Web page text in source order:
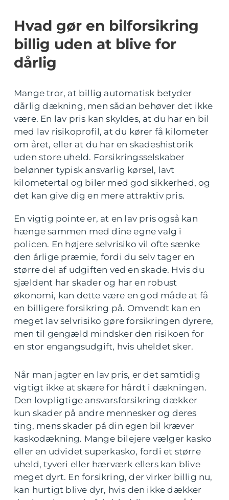
Hvad gør en bilforsikring
billig uden at blive for
dårlig
Mange tror, at billig automatisk betyder
dårlig dækning, men sådan behøver det ikke
være. En lav pris kan skyldes, at du har en bil
med lav risikoprofil, at du kører få kilometer
om året, eller at du har en skadeshistorik
uden store uheld. Forsikringsselskaber
belønner typisk ansvarlig kørsel, lavt
kilometertal og biler med god sikkerhed, og
det kan give dig en mere attraktiv pris.
En vigtig pointe er, at en lav pris også kan
hænge sammen med dine egne valg i
policen. En højere selvrisiko vil ofte sænke
den årlige præmie, fordi du selv tager en
større del af udgiften ved en skade. Hvis du
sjældent har skader og har en robust
økonomi, kan dette være en god måde at få
en billigere forsikring på. Omvendt kan en
meget lav selvrisiko gøre forsikringen dyrere,
men til gengæld mindsker den risikoen for
en stor engangsudgift, hvis uheldet sker.
Når man jagter en lav pris, er det samtidig
vigtigt ikke at skære for hårdt i dækningen.
Den lovpligtige ansvarsforsikring dækker
kun skader på andre mennesker og deres
ting, mens skader på din egen bil kræver
kaskodækning. Mange bilejere vælger kasko
eller en udvidet superkasko, fordi et større
uheld, tyveri eller hærværk ellers kan blive
meget dyrt. En forsikring, der virker billig nu,
kan hurtigt blive dyr, hvis den ikke dækker